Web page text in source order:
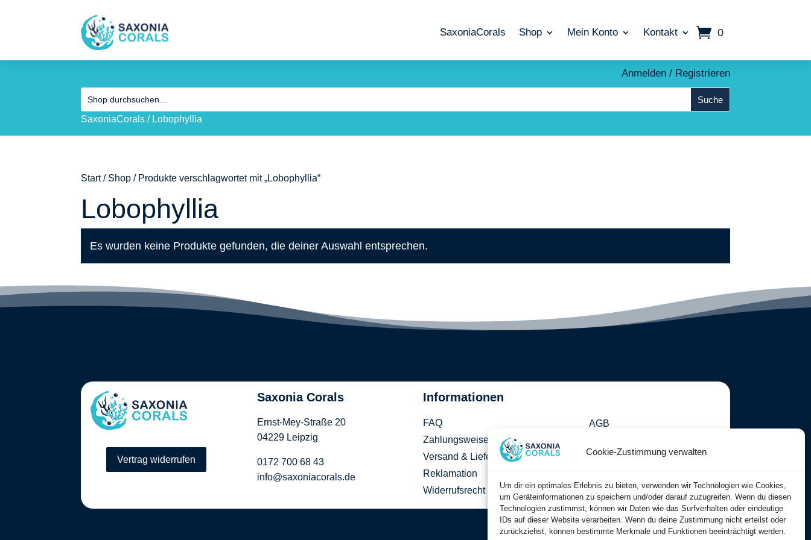
Cookie-Zustimmung verwalten
Um dir ein optimales Erlebnis zu bieten, verwenden wir Technologien wie Cookies,
um Geräteinformationen zu speichern und/oder darauf zuzugreifen. Wenn du diesen
Technologien zustimmst, können wir Daten wie das Surfverhalten oder eindeutige
IDs auf dieser Website verarbeiten. Wenn du deine Zustimmung nicht erteilst oder
zurückziehst, können bestimmte Merkmale und Funktionen beeinträchtigt werden.
SaxoniaCorals Shop Mein Konto Kontakt 0
Anmelden / Registrieren
SaxoniaCorals / Lobophyllia
Start/ Shop / Produkte verschlagwortet mit „Lobophyllia“
Lobophyllia
Es wurden keine Produkte gefunden, die deiner Auswahl entsprechen.
Vertrag widerrufen
Saxonia Corals
Ernst-Mey-Straße 20
04229 Leipzig
0172 700 68 43
info@saxoniacorals.de
Informationen
FAQ
Zahlungsweisen
Versand & Lieferung
Reklamation
Widerrufsrecht
AGB
Datenschutz